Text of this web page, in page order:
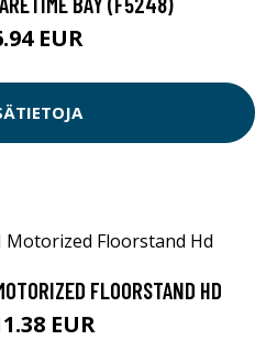
EUR
FLOORSTAND HD
EUR